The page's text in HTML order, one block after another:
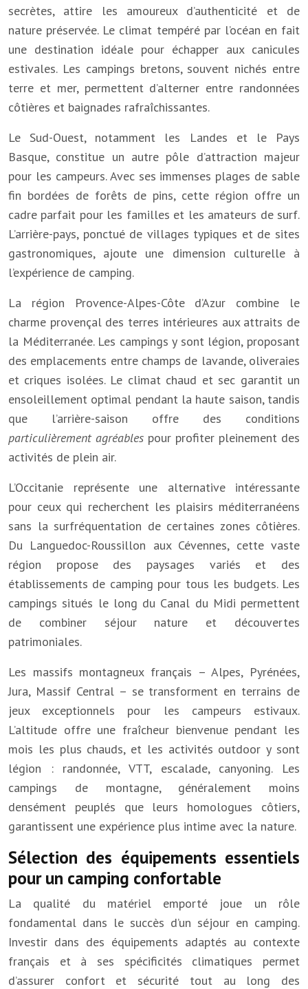
secrètes, attire les amoureux d’authenticité et de
nature préservée. Le climat tempéré par l’océan en fait
une destination idéale pour échapper aux canicules
estivales. Les campings bretons, souvent nichés entre
terre et mer, permettent d’alterner entre randonnées
côtières et baignades rafraîchissantes.
Le Sud-Ouest, notamment les Landes et le Pays
Basque, constitue un autre pôle d’attraction majeur
pour les campeurs. Avec ses immenses plages de sable
fin bordées de forêts de pins, cette région offre un
cadre parfait pour les familles et les amateurs de surf.
L’arrière-pays, ponctué de villages typiques et de sites
gastronomiques, ajoute une dimension culturelle à
l’expérience de camping.
La région Provence-Alpes-Côte d’Azur combine le
charme provençal des terres intérieures aux attraits de
la Méditerranée. Les campings y sont légion, proposant
des emplacements entre champs de lavande, oliveraies
et criques isolées. Le climat chaud et sec garantit un
ensoleillement optimal pendant la haute saison, tandis
que l’arrière-saison offre des conditions
particulièrement agréables pour profiter pleinement des
activités de plein air.
L’Occitanie représente une alternative intéressante
pour ceux qui recherchent les plaisirs méditerranéens
sans la surfréquentation de certaines zones côtières.
Du Languedoc-Roussillon aux Cévennes, cette vaste
région propose des paysages variés et des
établissements de camping pour tous les budgets. Les
campings situés le long du Canal du Midi permettent
de combiner séjour nature et découvertes
patrimoniales.
Les massifs montagneux français – Alpes, Pyrénées,
Jura, Massif Central – se transforment en terrains de
jeux exceptionnels pour les campeurs estivaux.
L’altitude offre une fraîcheur bienvenue pendant les
mois les plus chauds, et les activités outdoor y sont
légion : randonnée, VTT, escalade, canyoning. Les
campings de montagne, généralement moins
densément peuplés que leurs homologues côtiers,
garantissent une expérience plus intime avec la nature.
Sélection des équipements essentiels
pour un camping confortable
La qualité du matériel emporté joue un rôle
fondamental dans le succès d’un séjour en camping.
Investir dans des équipements adaptés au contexte
français et à ses spécificités climatiques permet
d’assurer confort et sécurité tout au long des